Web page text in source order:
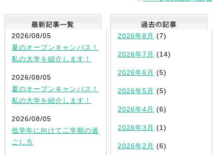
最新記事一覧
2026/08/05
夏のオープンキャンパス！
私の大学を紹介します！
2026/08/05
夏のオープンキャンパス！
私の大学を紹介します！
2026/08/05
低学年に向けて二学期の過
ごし方
2026年8月 (7)
2026年7月 (14)
2026年6月 (5)
2026年5月 (5)
2026年4月 (6)
2026年3月 (1)
2026年2月 (6)